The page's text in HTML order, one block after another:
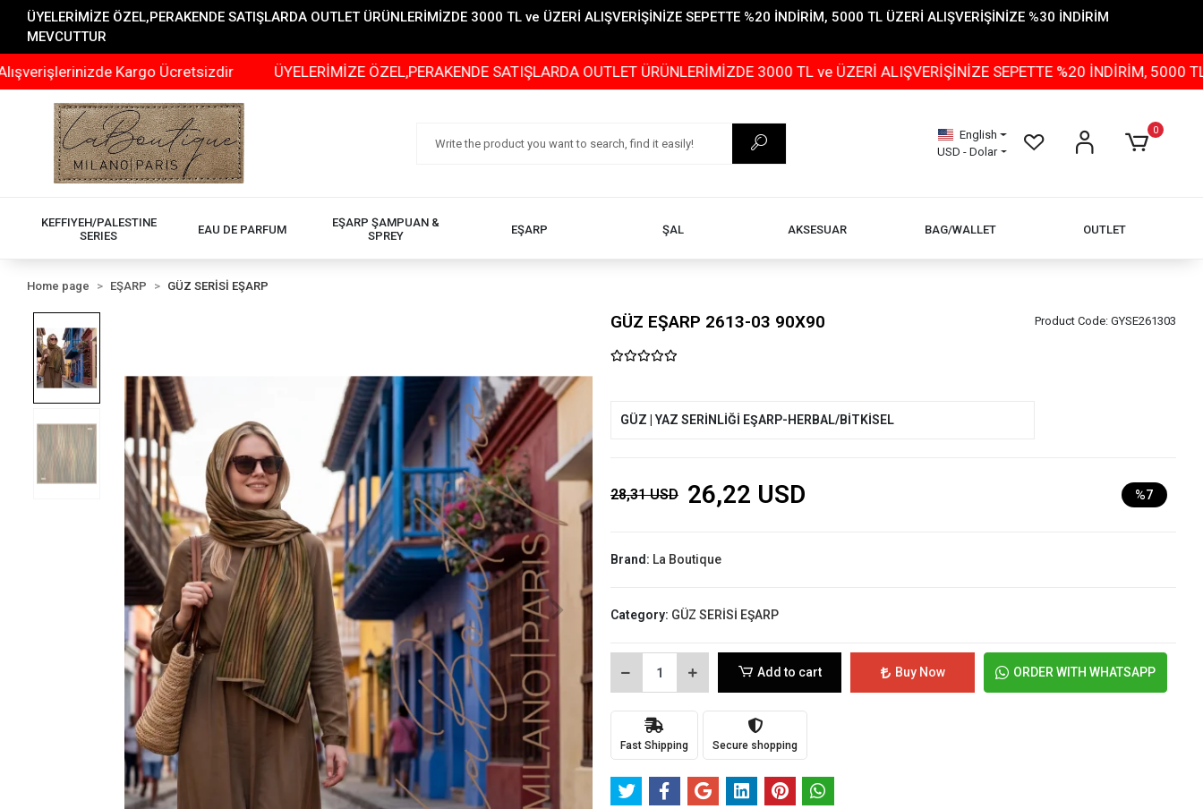
ÜYELERİMİZE ÖZEL,PERAKENDE SATIŞLARDA OUTLET ÜRÜNLERİMİZDE 3000 TL ve ÜZERİ ALIŞVERİŞİNİZE SEPETTE %20 İNDİRİM, 5000 TL ÜZERİ ALIŞVERİŞİNİZE %30 İNDİRİM
MEVCUTTUR
Kargo Ücretsizdir ÜYELERİMİZE ÖZEL,PERAKENDE SATIŞLARDA OUTLET ÜRÜNLERİMİZDE 3000 TL ve ÜZERİ ALIŞVERİŞİNİZE SEPETTE %20 İNDİRİM, 5000 TL
English
USD - Dolar
0
KEFFIYEH/PALESTINE
SERIES
EAU DE PARFUM
EŞARP ŞAMPUAN &
SPREY
EŞARP ŞAL AKSESUAR BAG/WALLET OUTLET
Home page EŞARP GÜZ SERİSİ EŞARP
GÜZ EŞARP 2613-03 90X90 Product Code: GYSE261303
GÜZ | YAZ SERİNLİĞİ EŞARP-HERBAL/BİTKİSEL
28,31 USD 26,22 USD %7
Brand: La Boutique
Category: GÜZ SERİSİ EŞARP
Add to cart Buy Now ORDER WITH WHATSAPP
Fast Shipping Secure shopping